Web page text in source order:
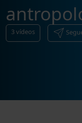
3vídeos